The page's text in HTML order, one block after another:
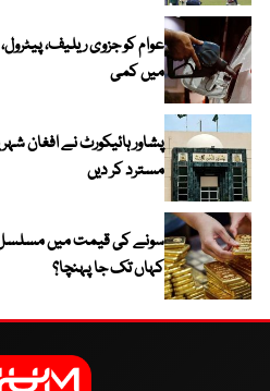
عوام کو جزوی ریلیف،
میں کمی
پشاور ہائیکورٹ نے افغان
مسترد کر دیں
سونے کی قیمت میں مسلسل
کہاں تک جا پہنچا؟